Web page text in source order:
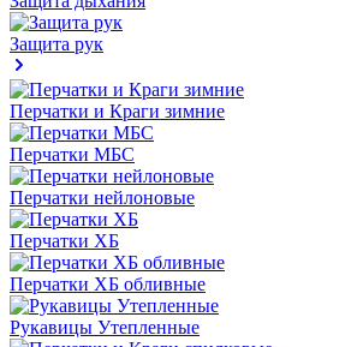
Защита рук
Перчатки и Краги зимние
Перчатки МБС
Перчатки нейлоновые
Перчатки ХБ
Перчатки ХБ обливные
Рукавицы Утепленные